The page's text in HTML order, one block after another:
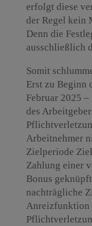
erfolgt diese
der Regel kein
Denn die
ausschließlich
Somit
Erst zu Beginn
Februar 2025
des
Arbeitnehmer
Zielperiode
Zahlung einer
Bonus
nachträgliche
Anreizfunktion